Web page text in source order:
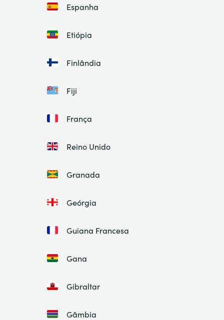
Espanha
Etiópia
Finlândia
Fiji
França
Reino Unido
Granada
Geórgia
Guiana Francesa
Gana
Gibraltar
Gâmbia